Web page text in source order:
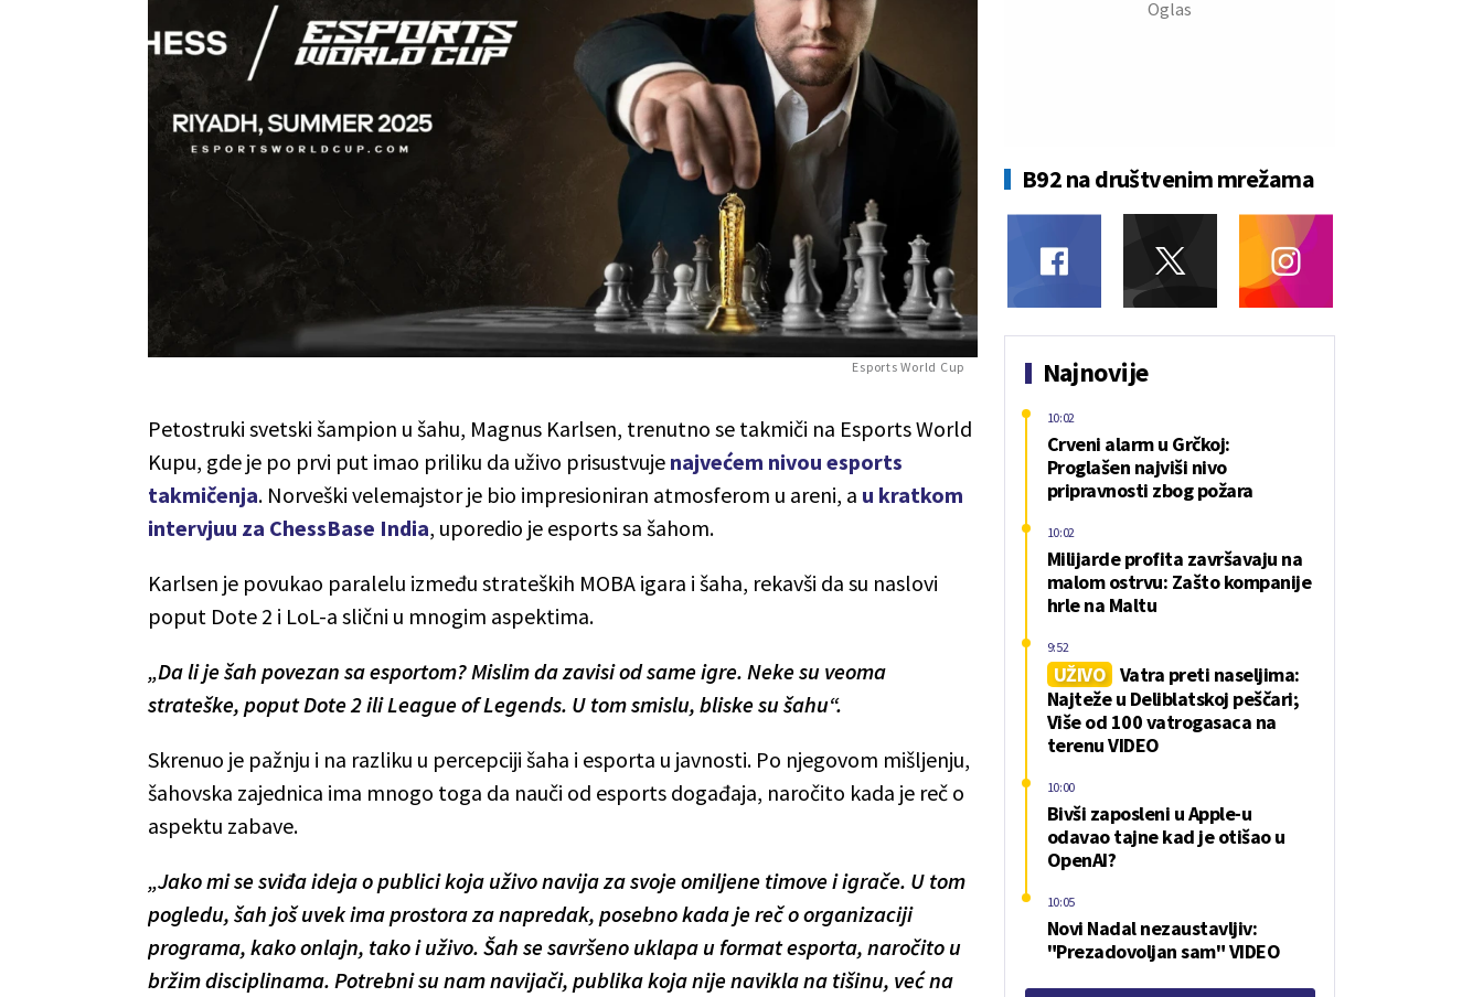
Esports World Cup
Petostruki svetski šampion u šahu, Magnus Karlsen, trenutno se takmiči na Esports World
Kupu, gde je po prvi put imao priliku da uživo prisustvuje najvećem nivou esports
takmičenja. Norveški velemajstor je bio impresioniran atmosferom u areni, a u kratkom
intervjuu za ChessBase India, uporedio je esports sa šahom.
Karlsen je povukao paralelu između strateških MOBA igara i šaha, rekavši da su naslovi
poput Dote 2 i LoL-a slični u mnogim aspektima.
„Da li je šah povezan sa esportom? Mislim da zavisi od same igre. Neke su veoma
strateške, poput Dote 2 ili League of Legends. U tom smislu, bliske su šahu“.
Skrenuo je pažnju i na razliku u percepciji šaha i esporta u javnosti. Po njegovom mišljenju,
šahovska zajednica ima mnogo toga da nauči od esports događaja, naročito kada je reč o
aspektu zabave.
„Jako mi se sviđa ideja o publici koja uživo navija za svoje omiljene timove i igrače. U tom
pogledu, šah još uvek ima prostora za napredak, posebno kada je reč o organizaciji
programa, kako onlajn, tako i uživo. Šah se savršeno uklapa u format esporta, naročito u
bržim disciplinama. Potrebni su nam navijači, publika koja nije navikla na tišinu, već na
B92 na društvenim mrežama
Najnovije
Crveni alarm u Grčkoj:
Proglašen najviši nivo
pripravnosti zbog požara
10:02
Milijarde profita završavaju na
malom ostrvu: Zašto kompanije
hrle na Maltu
10:02
UŽIVO Vatra preti naseljima:
Najteže u Deliblatskoj peščari;
Više od 100 vatrogasaca na
terenu VIDEO
9:52
Bivši zaposleni u Apple-u
odavao tajne kad je otišao u
OpenAI?
10:00
Novi Nadal nezaustavljiv:
"Prezadovoljan sam" VIDEO
10:05